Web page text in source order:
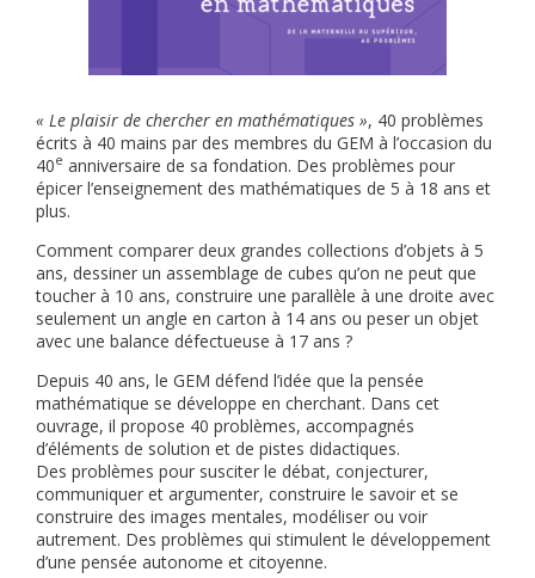
« Le plaisir de chercher en mathématiques », 40 problèmes
écrits à 40 mains par des membres du GEM à l’occasion du
40e anniversaire de sa fondation. Des problèmes pour
épicer l’enseignement des mathématiques de 5 à 18 ans et
plus.
Comment comparer deux grandes collections d’objets à 5
ans, dessiner un assemblage de cubes qu’on ne peut que
toucher à 10 ans, construire une parallèle à une droite avec
seulement un angle en carton à 14 ans ou peser un objet
avec une balance défectueuse à 17 ans ?
Depuis 40 ans, le GEM défend l’idée que la pensée
mathématique se développe en cherchant. Dans cet
ouvrage, il propose 40 problèmes, accompagnés
d’éléments de solution et de pistes didactiques.
Des problèmes pour susciter le débat, conjecturer,
communiquer et argumenter, construire le savoir et se
construire des images mentales, modéliser ou voir
autrement. Des problèmes qui stimulent le développement
d’une pensée autonome et citoyenne.